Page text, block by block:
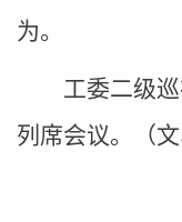
为。
工委二级
列席会议。（文